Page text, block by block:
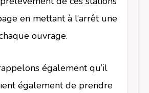
en mettant à l’arrêt une
ouvrage.
également qu’il
également de prendre